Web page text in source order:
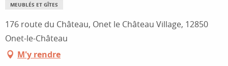
MEUBLÉS ET GÎTES
176 route du Château, Onet le Château Village, 12850
Onet-le-Château
M'y rendre